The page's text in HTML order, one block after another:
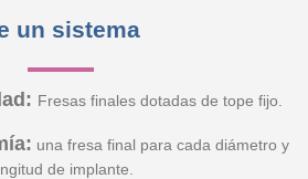
un sistema
Fresas finales dotadas de tope fijo.
una fresa final para cada diámetro y
de implante.